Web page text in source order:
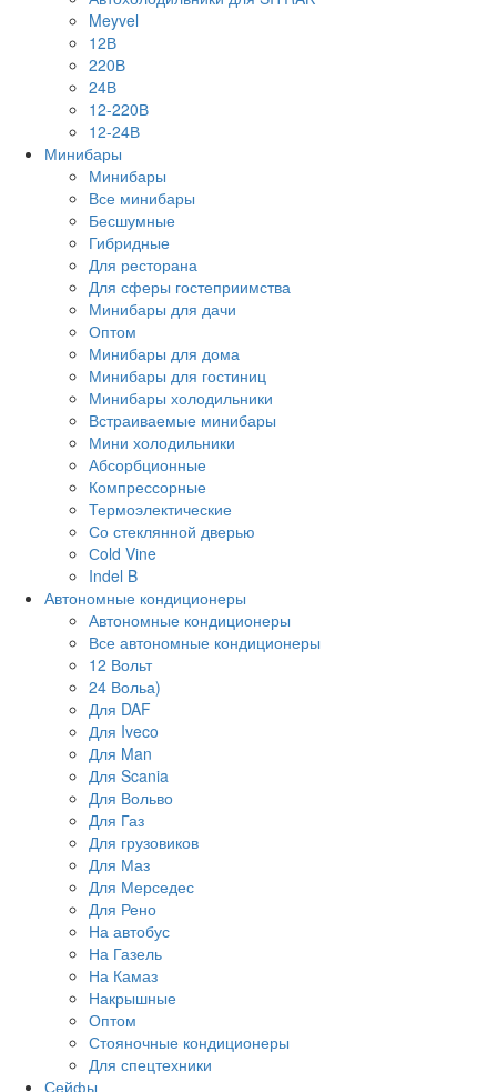
Meyvel
12В
220В
24В
12-220В
12-24В
Минибары
Минибары
Все минибары
Бесшумные
Гибридные
Для ресторана
Для сферы гостеприимства
Минибары для дачи
Оптом
Минибары для дома
Минибары для гостиниц
Минибары холодильники
Встраиваемые минибары
Мини холодильники
Абсорбционные
Компрессорные
Термоэлектические
Со стеклянной дверью
Сold Vine
Indel B
Автономные кондиционеры
Автономные кондиционеры
Все автономные кондиционеры
12 Вольт
24 Вольа)
Для DAF
Для Iveco
Для Man
Для Scania
Для Вольво
Для Газ
Для грузовиков
Для Маз
Для Мерседес
Для Рено
На автобус
На Газель
На Камаз
Накрышные
Оптом
Стояночные кондиционеры
Для спецтехники
Сейфы